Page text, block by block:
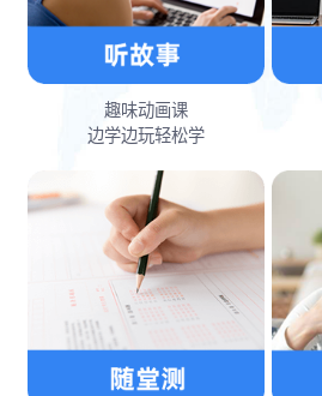
趣味动画课
边学边玩轻松学